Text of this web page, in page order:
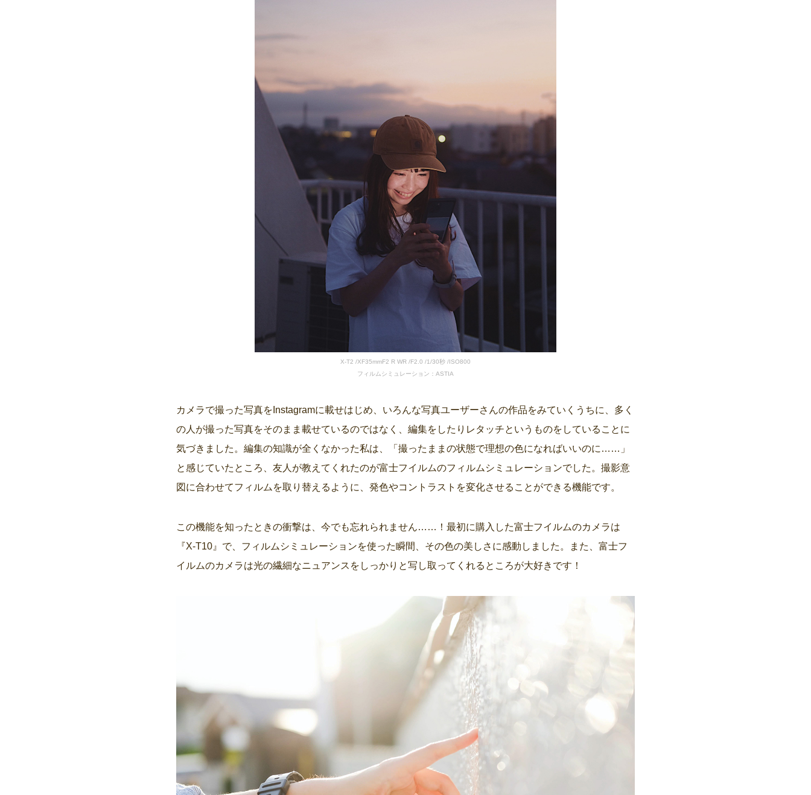
X-T2 /XF35mmF2 R WR /F2.0 /1/30秒 /ISO800
フィルムシミュレーション：ASTIA
カメラで撮った写真をInstagramに載せはじめ、いろんな写真ユーザーさんの作品をみていくうちに、多く
の人が撮った写真をそのまま載せているのではなく、編集をしたりレタッチというものをしていることに
気づきました。編集の知識が全くなかった私は、「撮ったままの状態で理想の色になればいいのに……」
と感じていたところ、友人が教えてくれたのが富士フイルムのフィルムシミュレーションでした。撮影意
図に合わせてフィルムを取り替えるように、発色やコントラストを変化させることができる機能です。
この機能を知ったときの衝撃は、今でも忘れられません……！最初に購入した富士フイルムのカメラは
『X-T10』で、フィルムシミュレーションを使った瞬間、その色の美しさに感動しました。また、富士フ
イルムのカメラは光の繊細なニュアンスをしっかりと写し取ってくれるところが大好きです！